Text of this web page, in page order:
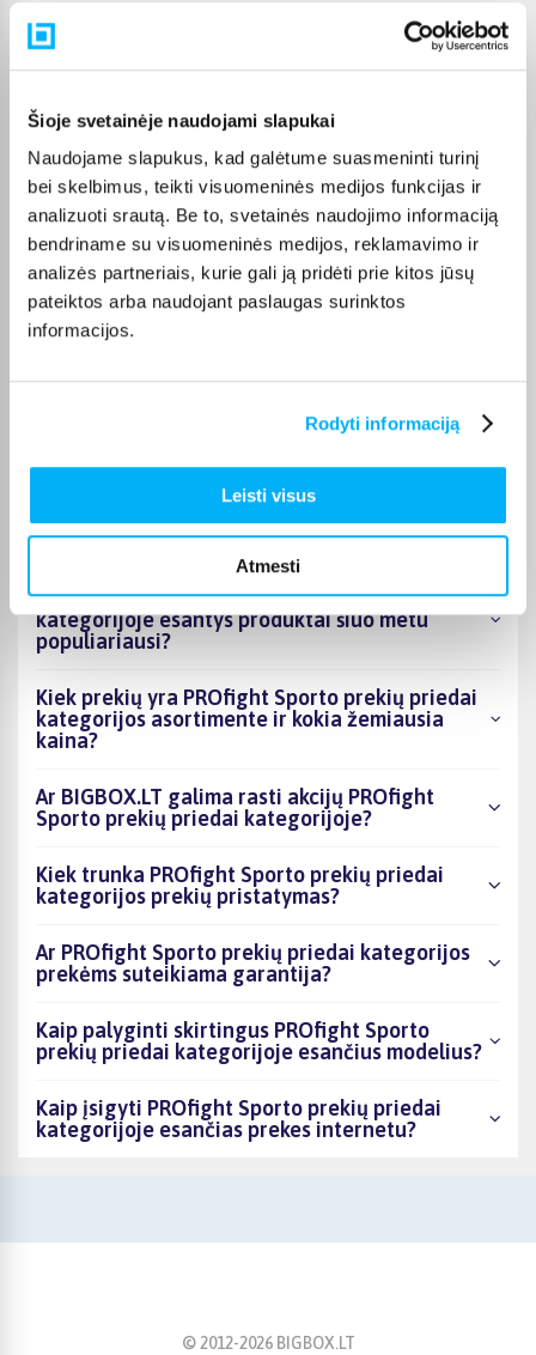
Šioje svetainėje naudojami slapukai
Naudojame slapukus, kad galėtume suasmeninti turinį
bei skelbimus, teikti visuomeninės medijos funkcijas ir
analizuoti srautą. Be to, svetainės naudojimo informaciją
bendriname su visuomeninės medijos, reklamavimo ir
analizės partneriais, kurie gali ją pridėti prie kitos jūsų
pateiktos arba naudojant paslaugas surinktos
informacijos.
Rodyti informaciją
Leisti visus
Atmesti
informaciją ir prekės aprašymą, kad galėtumėte priimti patogų
Palyginkite PROfight prekes BIGBOX.LT ir išsirinkite
tinkamiausią variantą internetu.
Pirkėjų atsiliepimai apie prekes
Vygantas G.
DUK
Kokie PROfight Sporto prekių priedai
kategorijoje esantys produktai šiuo metu
populiariausi?
Kiek prekių yra PROfight Sporto prekių priedai
kategorijos asortimente ir kokia žemiausia
kaina?
Ar BIGBOX.LT galima rasti akcijų PROfight
Sporto prekių priedai kategorijoje?
Kiek trunka PROfight Sporto prekių priedai
kategorijos prekių pristatymas?
Ar PROfight Sporto prekių priedai kategorijos
prekėms suteikiama garantija?
Kaip palyginti skirtingus PROfight Sporto
prekių priedai kategorijoje esančius modelius?
Kaip įsigyti PROfight Sporto prekių priedai
kategorijoje esančias prekes internetu?
© 2012-2026BIGBOX.LT